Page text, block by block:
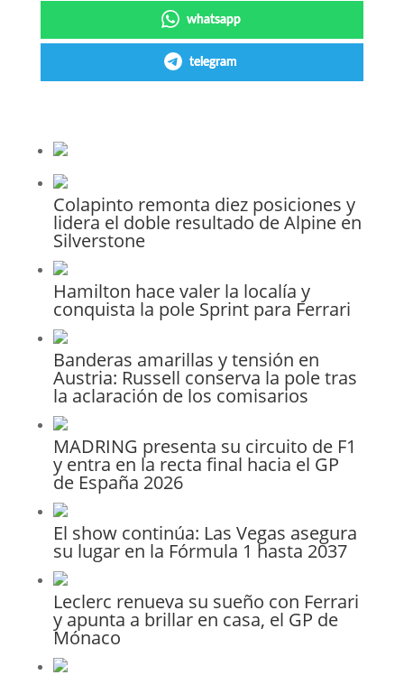
whatsapp
telegram
Colapinto remonta diez posiciones y
lidera el doble resultado de Alpine en
Silverstone
Hamilton hace valer la localía y
conquista la pole Sprint para Ferrari
Banderas amarillas y tensión en
Austria: Russell conserva la pole tras
la aclaración de los comisarios
MADRING presenta su circuito de F1
y entra en la recta final hacia el GP
de España 2026
El show continúa: Las Vegas asegura
su lugar en la Fórmula 1 hasta 2037
Leclerc renueva su sueño con Ferrari
y apunta a brillar en casa, el GP de
Mónaco